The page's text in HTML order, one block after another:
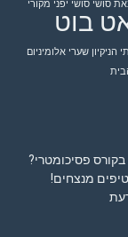
סושי סושי יפני מקורי
בוט
הניקיון שערי אלומיניום
פסיכומטרי?